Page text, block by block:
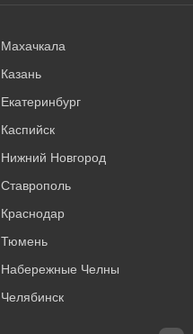
Махачкала
Казань
Екатеринбург
Каспийск
Нижний Новгород
Ставрополь
Краснодар
Тюмень
Набережные Челны
Челябинск